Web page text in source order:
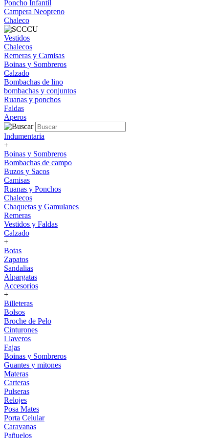
Poncho Infantil
Campera Neopreno
Chaleco
Vestidos
Chalecos
Remeras y Camisas
Boinas y Sombreros
Calzado
Bombachas de lino
bombachas y conjuntos
Ruanas y ponchos
Faldas
Aperos
Indumentaria
+
Boinas y Sombreros
Bombachas de campo
Buzos y Sacos
Camisas
Ruanas y Ponchos
Chalecos
Chaquetas y Gamulanes
Remeras
Vestidos y Faldas
Calzado
+
Botas
Zapatos
Sandalias
Alpargatas
Accesorios
+
Billeteras
Bolsos
Broche de Pelo
Cinturones
Llaveros
Fajas
Boinas y Sombreros
Guantes y mitones
Materas
Carteras
Pulseras
Relojes
Posa Mates
Porta Celular
Caravanas
Pañuelos